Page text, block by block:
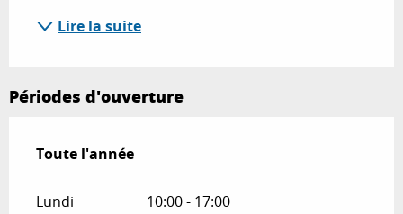
Lire la suite
Périodes d'ouverture
Toute l'année
Toute l'année
Lundi 10:00 - 17:00